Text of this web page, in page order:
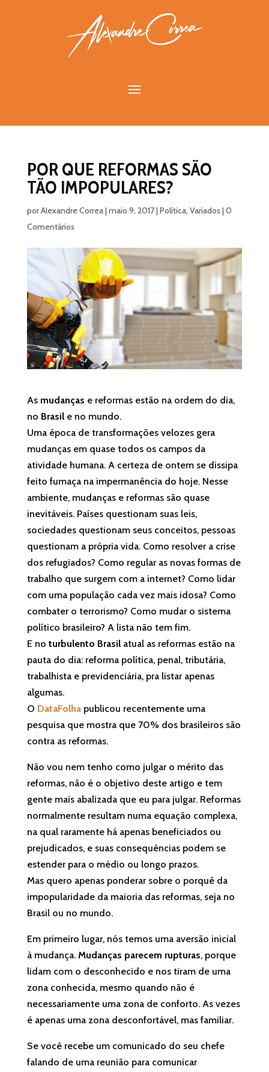
POR QUE REFORMAS SÃO
TÃO IMPOPULARES?
porAlexandre Correa|maio 9, 2017|Política,Variados |0
Comentários
As mudanças e reformas estão na ordem do dia,
no Brasile no mundo.
Uma época de transformações velozes gera
mudanças em quase todos os campos da
atividade humana. A certeza de ontem se dissipa
feito fumaça na impermanência do hoje. Nesse
ambiente, mudanças e reformas são quase
inevitáveis. Países questionam suas leis,
sociedades questionam seus conceitos, pessoas
questionam a própria vida. Como resolver a crise
dos refugiados? Como regular as novas formas de
trabalho que surgem com a internet? Como lidar
com uma população cada vez mais idosa? Como
combater o terrorismo? Como mudar o sistema
político brasileiro? A lista não tem fim.
E no turbulento Brasilatual as reformas estão na
pauta do dia: reforma política, penal, tributária,
trabalhista e previdenciária, pra listar apenas
algumas.
O DataFolhapublicou recentemente uma
pesquisa que mostra que 70% dos brasileiros são
contra as reformas.
Não vou nem tenho como julgar o mérito das
reformas, não é o objetivo deste artigo e tem
gente mais abalizada que eu para julgar. Reformas
normalmente resultam numa equação complexa,
na qual raramente há apenas beneficiados ou
prejudicados, e suas consequências podem se
estender para o médio ou longo prazos.
Mas quero apenas ponderar sobre o porquê da
impopularidade da maioria das reformas, seja no
Brasil ou no mundo.
Em primeiro lugar, nós temos uma aversão inicial
à mudança. Mudanças parecem rupturas, porque
lidam com o desconhecido e nos tiram de uma
zona conhecida, mesmo quando não é
necessariamente uma zona de conforto. As vezes
é apenas uma zona desconfortável, mas familiar.
Se você recebe um comunicado do seu chefe
falando de uma reunião para comunicar